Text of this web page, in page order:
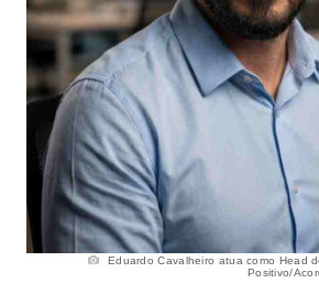
Eduardo Cavalheiro atua como Head
Positivo/